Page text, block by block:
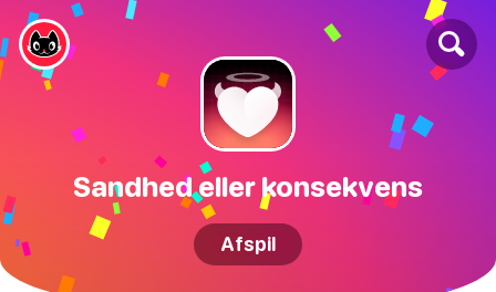
Sandhed eller konsekvens
Afspil